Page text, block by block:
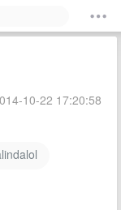
10-22 17:20:58